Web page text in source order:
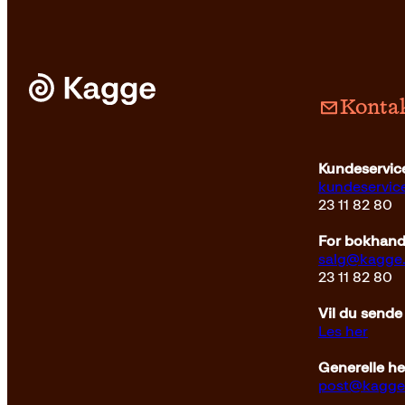
23 11 82 80
For
23 11 82 80
Vil du
Les her
Generelle